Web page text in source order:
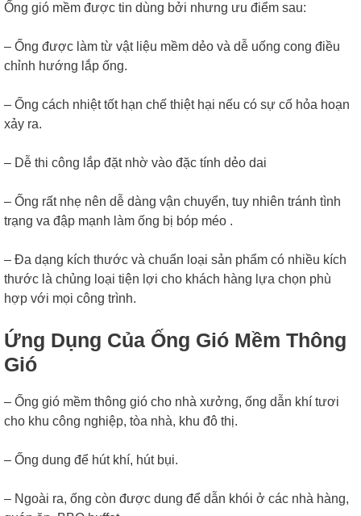
Ống gió mềm được tin dùng bởi nhưng ưu điểm sau:
– Ống được làm từ vật liệu mềm dẻo và dễ uống cong điều
chỉnh hướng lắp ống.
– Ống cách nhiệt tốt hạn chế thiệt hại nếu có sự cố hỏa hoạn
xảy ra.
– Dễ thi công lắp đặt nhờ vào đặc tính dẻo dai
– Ống rất nhẹ nên dễ dàng vận chuyển, tuy nhiên tránh tình
trạng va đập mạnh làm ống bị bóp méo .
– Đa dạng kích thước và chuẩn loại sản phẩm có nhiều kích
thước là chủng loại tiện lợi cho khách hàng lựa chọn phù
hợp với mọi công trình.
Ứng Dụng Của Ống Gió Mềm Thông
Gió
– Ống gió mềm thông gió cho nhà xưởng, ống dẫn khí tươi
cho khu công nghiệp, tòa nhà, khu đô thị.
– Ống dung để hút khí, hút bụi.
– Ngoài ra, ống còn được dung để dẫn khói ở các nhà hàng,